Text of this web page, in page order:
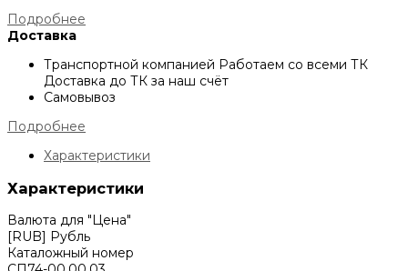
Подробнее
Доставка
Транспортной компанией Работаем со всеми ТК
Доставка до ТК за наш счёт
Самовывоз
Подробнее
Характеристики
Характеристики
Валюта для "Цена"
[RUB] Рубль
Каталожный номер